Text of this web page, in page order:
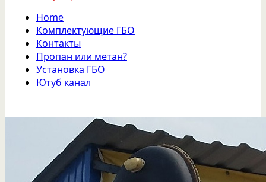
Home
Комплектующие ГБО
Контакты
Пропан или метан?
Установка ГБО
Ютуб канал